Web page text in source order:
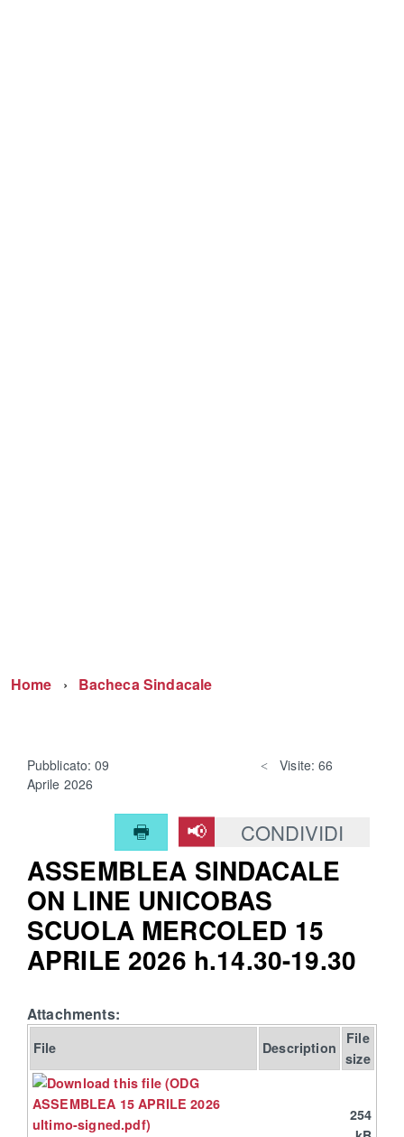
Home Bacheca Sindacale
Pubblicato: 09
Aprile 2026
Visite: 66
CONDIVIDI
ASSEMBLEA SINDACALE
ON LINE UNICOBAS
SCUOLA MERCOLED 15
APRILE 2026 h.14.30-19.30
Attachments:
File Description
File
size
254